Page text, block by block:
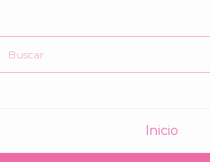
Inicio